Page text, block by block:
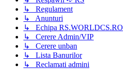
↳ Regulament
↳ Anunturi
↳ Echipa RS.WORLDCS.RO
↳ Cerere Admin/VIP
↳ Cerere unban
↳ Lista Banurilor
↳ Reclamati admini